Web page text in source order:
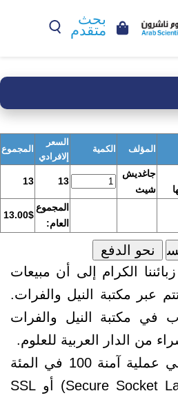
بحث
متقدم
المؤلف الكمية
السعر
إلافرادي
المجموع
جاغديش
شيث
13
13
المجموع
العام:
13.00$
الكرام إلى أن مبيعات
تتم عبر مكتبة النيل والفرات.
في مكتبة النيل والفرات
من الدار العربية للعلوم.
• إن عملية الشراء هي عملية آمنة 100 في المئة
باستعمال تقنية (Secure Socket Layer) أو SSL